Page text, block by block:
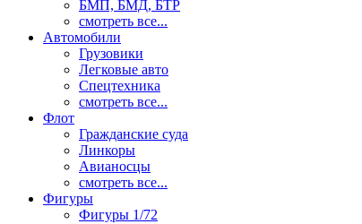
БМП, БМД, БТР
смотреть все...
Автомобили
Грузовики
Легковые авто
Спецтехника
смотреть все...
Флот
Гражданские суда
Линкоры
Авианосцы
смотреть все...
Фигуры
Фигуры 1/72